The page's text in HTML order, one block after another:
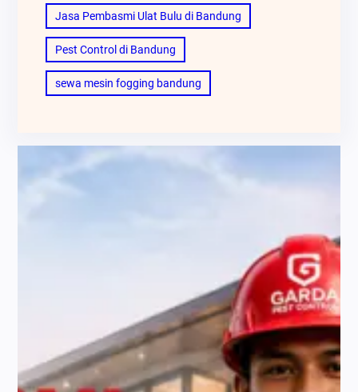
Jasa Pembasmi Ulat Bulu di Bandung
Pest Control di Bandung
sewa mesin fogging bandung